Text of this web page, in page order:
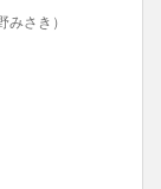
さき）